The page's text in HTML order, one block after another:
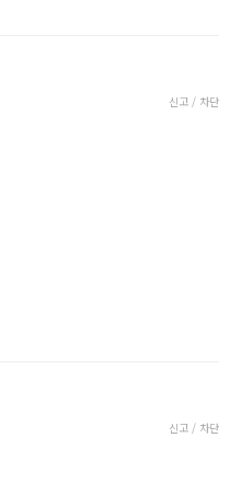
신고 / 차단
신고 / 차단